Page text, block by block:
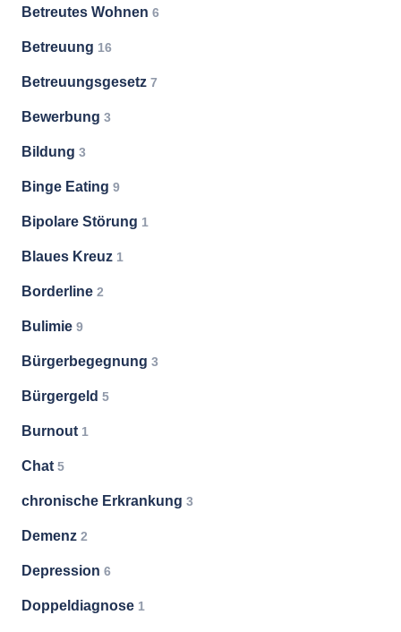
Betreutes Wohnen 6
Betreuung 16
Betreuungsgesetz 7
Bewerbung 3
Bildung 3
Binge Eating 9
Bipolare Störung 1
Blaues Kreuz 1
Borderline 2
Bulimie 9
Bürgerbegegnung 3
Bürgergeld 5
Burnout 1
Chat 5
chronische Erkrankung 3
Demenz 2
Depression 6
Doppeldiagnose 1